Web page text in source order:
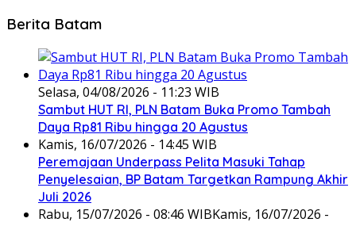
Berita Batam
Selasa, 04/08/2026 - 11:23 WIB
Sambut HUT RI, PLN Batam Buka Promo Tambah
Daya Rp81 Ribu hingga 20 Agustus
Kamis, 16/07/2026 - 14:45 WIB
Peremajaan Underpass Pelita Masuki Tahap
Penyelesaian, BP Batam Targetkan Rampung Akhir
Juli 2026
Rabu, 15/07/2026 - 08:46 WIBKamis, 16/07/2026 -